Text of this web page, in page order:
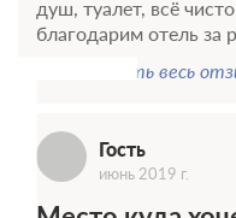
душ, туалет, всё
благодарим отель
Показать весь
Гость
июнь 2019 г.